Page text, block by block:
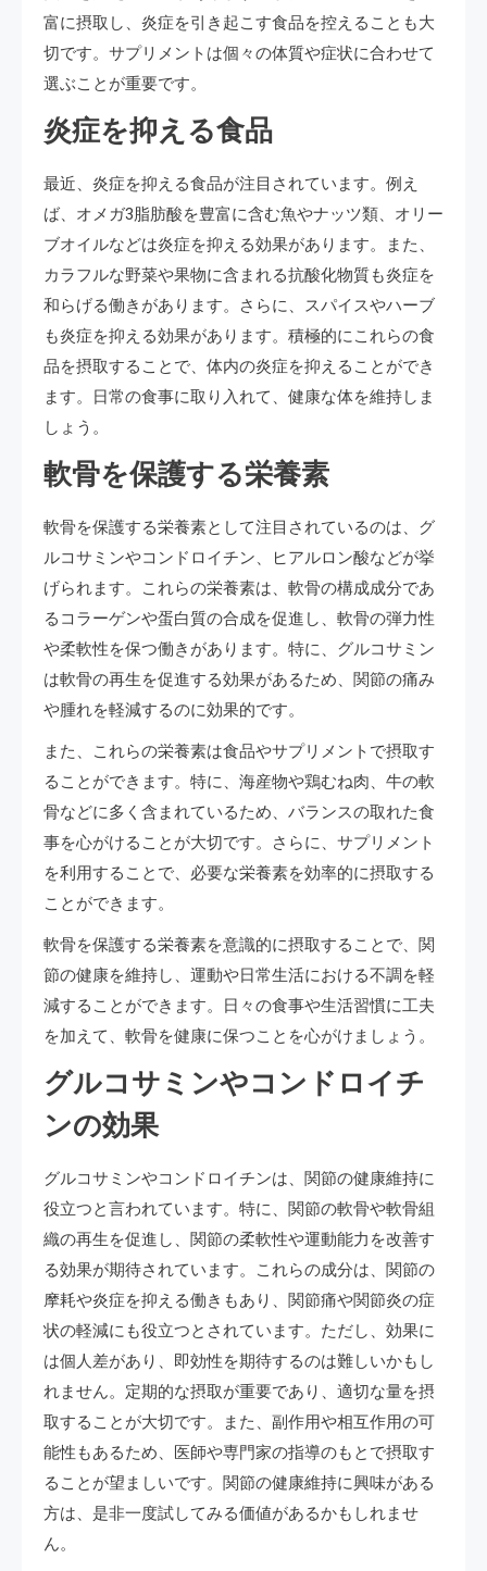
富に摂取し、炎症を引き起こす食品を控えることも大
切です。サプリメントは個々の体質や症状に合わせて
選ぶことが重要です。
炎症を抑える食品
最近、炎症を抑える食品が注目されています。例え
ば、オメガ3脂肪酸を豊富に含む魚やナッツ類、オリー
ブオイルなどは炎症を抑える効果があります。また、
カラフルな野菜や果物に含まれる抗酸化物質も炎症を
和らげる働きがあります。さらに、スパイスやハーブ
も炎症を抑える効果があります。積極的にこれらの食
品を摂取することで、体内の炎症を抑えることができ
ます。日常の食事に取り入れて、健康な体を維持しま
しょう。
軟骨を保護する栄養素
軟骨を保護する栄養素として注目されているのは、グ
ルコサミンやコンドロイチン、ヒアルロン酸などが挙
げられます。これらの栄養素は、軟骨の構成成分であ
るコラーゲンや蛋白質の合成を促進し、軟骨の弾力性
や柔軟性を保つ働きがあります。特に、グルコサミン
は軟骨の再生を促進する効果があるため、関節の痛み
や腫れを軽減するのに効果的です。
また、これらの栄養素は食品やサプリメントで摂取す
ることができます。特に、海産物や鶏むね肉、牛の軟
骨などに多く含まれているため、バランスの取れた食
事を心がけることが大切です。さらに、サプリメント
を利用することで、必要な栄養素を効率的に摂取する
ことができます。
軟骨を保護する栄養素を意識的に摂取することで、関
節の健康を維持し、運動や日常生活における不調を軽
減することができます。日々の食事や生活習慣に工夫
を加えて、軟骨を健康に保つことを心がけましょう。
グルコサミンやコンドロイチ
ンの効果
グルコサミンやコンドロイチンは、関節の健康維持に
役立つと言われています。特に、関節の軟骨や軟骨組
織の再生を促進し、関節の柔軟性や運動能力を改善す
る効果が期待されています。これらの成分は、関節の
摩耗や炎症を抑える働きもあり、関節痛や関節炎の症
状の軽減にも役立つとされています。ただし、効果に
は個人差があり、即効性を期待するのは難しいかもし
れません。定期的な摂取が重要であり、適切な量を摂
取することが大切です。また、副作用や相互作用の可
能性もあるため、医師や専門家の指導のもとで摂取す
ることが望ましいです。関節の健康維持に興味がある
方は、是非一度試してみる価値があるかもしれませ
ん。